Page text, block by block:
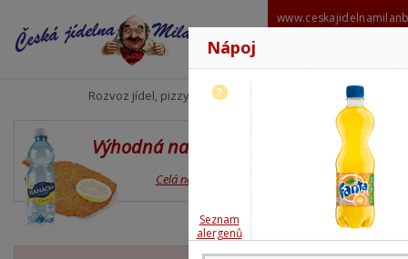
Rozvoz jídel, pizzy
606
Výhodná nabídka
Celá nabídka
Nápoj
?
Seznam
alergenů